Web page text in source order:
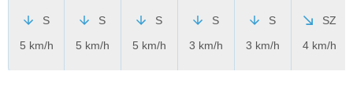
S
5 km/h
S
5 km/h
S
5 km/h
S
3 km/h
S
3 km/h
SZ
4 km/h